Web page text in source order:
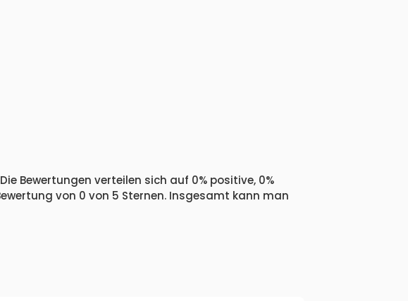
Bewertungen verteilen sich auf 0% positive, 0%
von 0 von 5 Sternen. Insgesamt kann man